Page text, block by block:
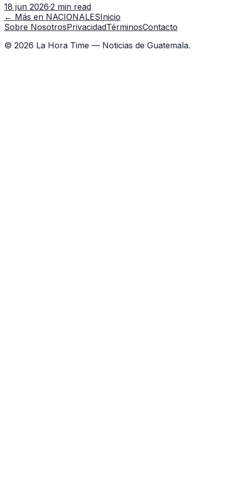
capacitación en la capital.
18 jun 2026·2 min read
← Más en NACIONALESInicio
Sobre NosotrosPrivacidadTérminosContacto
© 2026 La Hora Time — Noticias de Guatemala.